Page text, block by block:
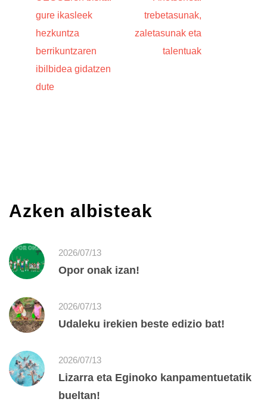
gure ikasleek
hezkuntza
berrikuntzaren
ibilbidea gidatzen
dute
trebetasunak,
zaletasunak eta
talentuak
Azken albisteak
2026/07/13
Opor onak izan!
2026/07/13
Udaleku irekien beste edizio bat!
2026/07/13
Lizarra eta Eginoko kanpamentuetatik
bueltan!